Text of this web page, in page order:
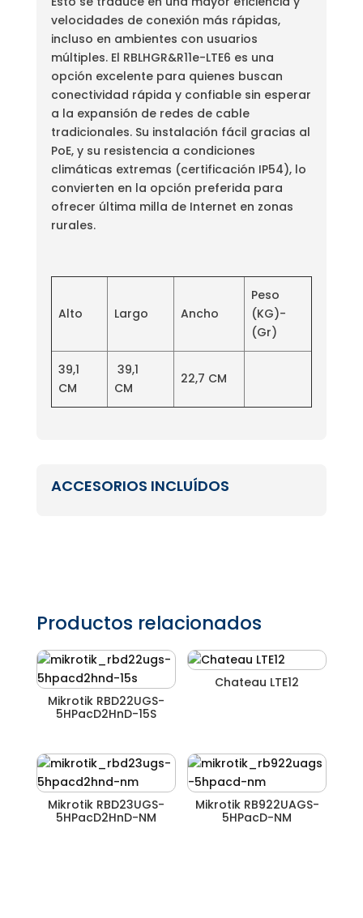
velocidades de conexión más rápidas,
incluso en ambientes con usuarios
múltiples. El RBLHGR&R11e-LTE6 es una
opción excelente para quienes buscan
conectividad rápida y confiable sin esperar
a la expansión de redes de cable
tradicionales. Su instalación fácil gracias al
PoE, y su resistencia a condiciones
climáticas extremas (certificación IP54), lo
convierten en la opción preferida para
ofrecer última milla de Internet en zonas
rurales.
Alto Largo Ancho
Peso
(KG)-
(Gr)
39,1
CM
39,1
CM
22,7 CM
ACCESORIOS INCLUÍDOS
Productos relacionados
Mikrotik RBD22UGS-
5HPacD2HnD-15S
Chateau LTE12
Mikrotik RBD23UGS-
5HPacD2HnD-NM
Mikrotik RB922UAGS-
5HPacD-NM